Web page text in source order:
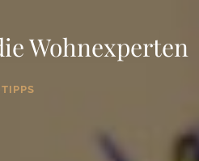
Wohnexperten
TIPPS